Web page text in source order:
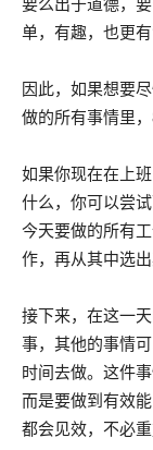
要么出于道德，
单，有趣，也更
因此，如果想要
做的所有事情里
如果你现在在上
什么，你可以尝
今天要做的所有
作，再从其中选
接下来，在这一
事，其他的事情
时间去做。这件
而是要做到有效
都会见效，不必重